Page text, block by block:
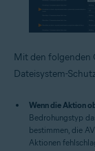
Mit den folgenden
Dateisystem-
Wenn die Aktion
Bedrohungstyp
bestimmen, die
Aktionen